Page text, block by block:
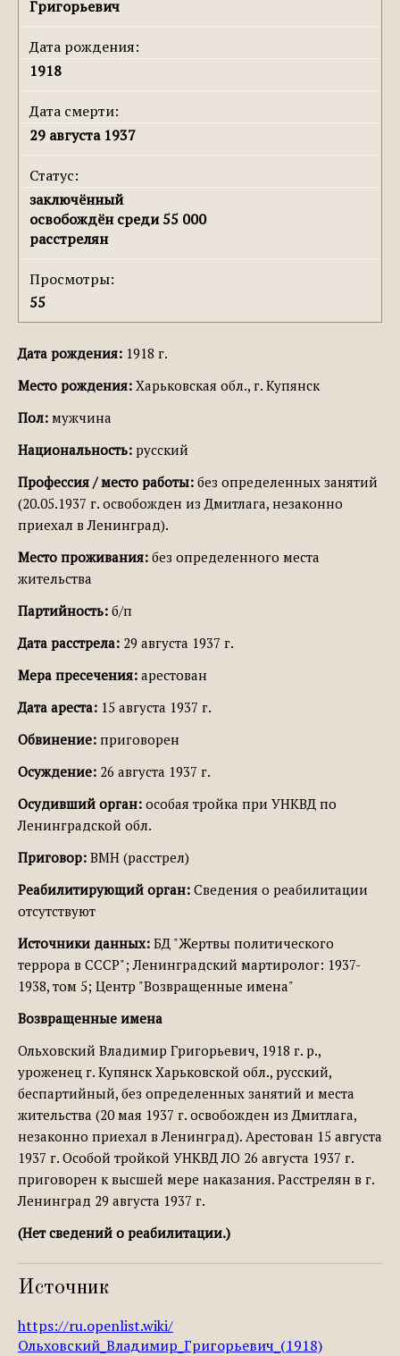
Григорьевич
Дата рождения:
1918
Дата смерти:
29 августа 1937
Статус:
заключённый
освобождён среди 55 000
расстрелян
Просмотры:
55
Дата рождения: 1918 г.
Место рождения: Харьковская обл., г. Купянск
Пол: мужчина
Национальность: русский
Профессия / место работы: без определенных занятий
(20.05.1937 г. освобожден из Дмитлага, незаконно
приехал в Ленинград).
Место проживания: без определенного места
жительства
Партийность: б/п
Дата расстрела: 29 августа 1937 г.
Мера пресечения: арестован
Дата ареста: 15 августа 1937 г.
Обвинение: приговорен
Осуждение: 26 августа 1937 г.
Осудивший орган: особая тройка при УНКВД по
Ленинградской обл.
Приговор: ВМН (расстрел)
Реабилитирующий орган: Сведения о реабилитации
отсутствуют
Источники данных: БД "Жертвы политического
террора в СССР"; Ленинградский мартиролог: 1937-
1938, том 5; Центр "Возвращенные имена"
Возвращенные имена
Ольховский Владимир Григорьевич, 1918 г. р.,
уроженец г. Купянск Харьковской обл., русский,
беспартийный, без определенных занятий и места
жительства (20 мая 1937 г. освобожден из Дмитлага,
незаконно приехал в Ленинград). Арестован 15 августа
1937 г. Особой тройкой УНКВД ЛО 26 августа 1937 г.
приговорен к высшей мере наказания. Расстрелян в г.
Ленинград 29 августа 1937 г.
(Нет сведений о реабилитации.)
Источник
https://ru.openlist.wiki/
Ольховский_Владимир_Григорьевич_(1918)